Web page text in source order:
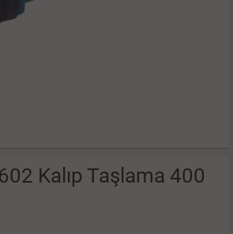
Kalıp Taşlama 400